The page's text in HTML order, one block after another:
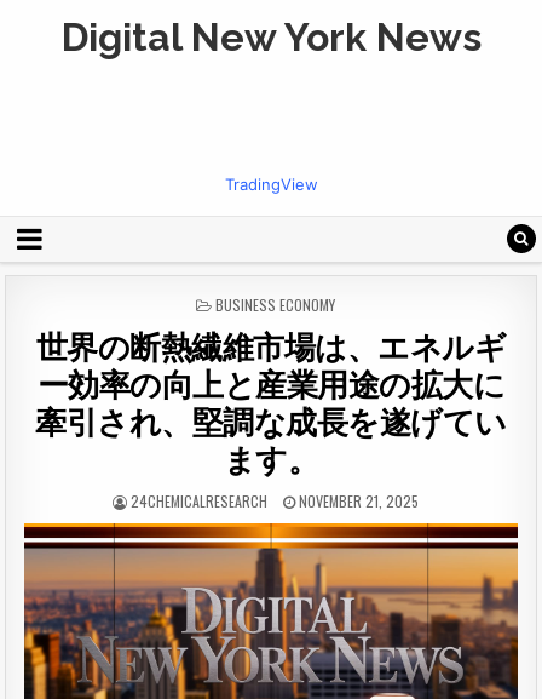
Digital New York News
TradingView
POSTED
BUSINESS ECONOMY
世界の断熱繊維市場は、エネルギ
ー効率の向上と産業用途の拡大に
牽引され、堅調な成長を遂げてい
ます。
24CHEMICALRESEARCH NOVEMBER 21, 2025